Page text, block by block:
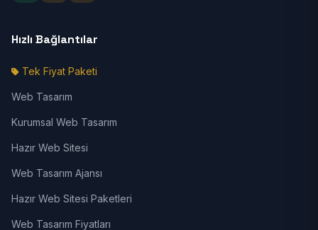
Hızlı Bağlantılar
Tek Fiyat Paketi
Web Tasarım
Kurumsal Web Tasarım
Hazır Web Sitesi
Web Tasarım Ajansı
Hazır Web Sitesi Paketleri
Web Tasarım Fiyatları